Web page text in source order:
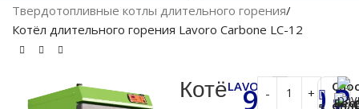
Твердотопливные котлы длительного горения
Котёл длительного горения Lavoro Carbone LC-12
КотёLAVORO
98 300₽